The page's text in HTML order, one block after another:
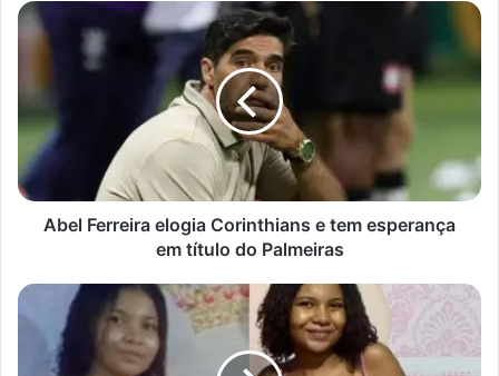
Abel
Ferreira
e
tem
esperança
em
título
Abel Ferreira elogia Corinthians e tem esperança
em título do Palmeiras
Adolescente
tem
arrancado